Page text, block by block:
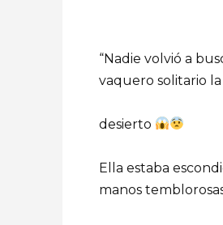
“Nadie volvió a
vaquero solitario
desierto
Ella estaba
manos